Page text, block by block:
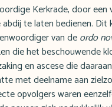
Kerkrade, door een
abdij te laten bedienen.
van deordo
die het beschouwende
en ascese die
met deelname aan
opvolgers waren